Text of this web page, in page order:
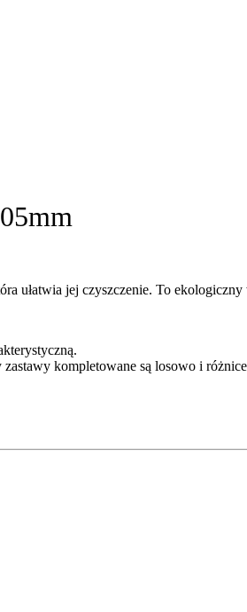
jej czyszczenie. To ekologiczny
kompletowane są losowo i